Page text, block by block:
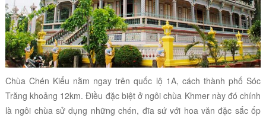
Chùa Chén Kiểu nằm ngay trên quốc lộ 1A, cách thành phố Sóc
Trăng khoảng 12km. Điều đặc biệt ở ngôi chùa Khmer này đó chính
là ngôi chùa sử dụng những chén, đĩa sứ với hoa văn đặc sắc ốp